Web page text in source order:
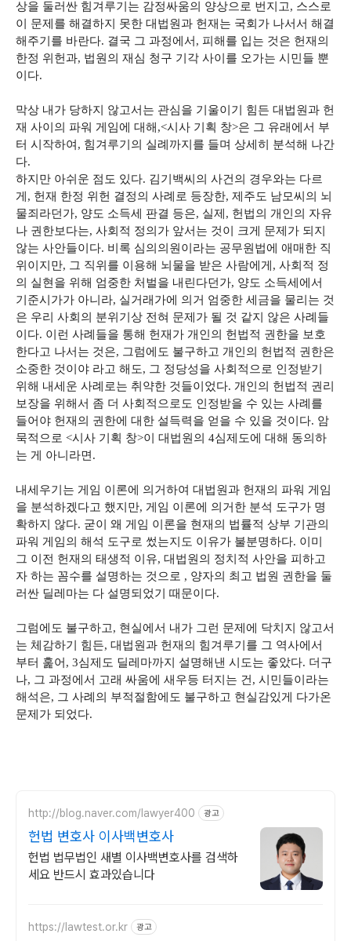
상을 둘러싼 힘겨루기는 감정싸움의 양상으로 번지고, 스스로
이 문제를 해결하지 못한 대법원과 헌재는 국회가 나서서 해결
해주기를 바란다. 결국 그 과정에서, 피해를 입는 것은 헌재의
한정 위헌과, 법원의 재심 청구 기각 사이를 오가는 시민들 뿐
이다.
막상 내가 당하지 않고서는 관심을 기울이기 힘든 대법원과 헌
재 사이의 파워 게임에 대해,<시사 기획 창>은 그 유래에서 부
터 시작하여, 힘겨루기의 실례까지를 들며 상세히 분석해 나간
다.
하지만 아쉬운 점도 있다. 김기백씨의 사건의 경우와는 다르
게, 헌재 한정 위헌 결정의 사례로 등장한, 제주도 남모씨의 뇌
물죄라던가, 양도 소득세 판결 등은, 실제, 헌법의 개인의 자유
나 권한보다는, 사회적 정의가 앞서는 것이 크게 문제가 되지
않는 사안들이다. 비록 심의의원이라는 공무원법에 애매한 직
위이지만, 그 직위를 이용해 뇌물을 받은 사람에게, 사회적 정
의 실현을 위해 엄중한 처벌을 내린다던가, 양도 소득세에서
기준시가가 아니라, 실거래가에 의거 엄중한 세금을 물리는 것
은 우리 사회의 분위기상 전혀 문제가 될 것 같지 않은 사례들
이다. 이런 사례들을 통해 헌재가 개인의 헌법적 권한을 보호
한다고 나서는 것은, 그럼에도 불구하고 개인의 헌법적 권한은
소중한 것이야 라고 해도, 그 정당성을 사회적으로 인정받기
위해 내세운 사례로는 취약한 것들이었다. 개인의 헌법적 권리
보장을 위해서 좀 더 사회적으로도 인정받을 수 있는 사례를
들어야 헌재의 권한에 대한 설득력을 얻을 수 있을 것이다. 암
묵적으로 <시사 기획 창>이 대법원의 4심제도에 대해 동의하
는 게 아니라면.
내세우기는 게임 이론에 의거하여 대법원과 헌재의 파워 게임
을 분석하겠다고 했지만, 게임 이론에 의거한 분석 도구가 명
확하지 않다. 굳이 왜 게임 이론을 현재의 법률적 상부 기관의
파워 게임의 해석 도구로 썼는지도 이유가 불분명하다. 이미
그 이전 헌재의 태생적 이유, 대법원의 정치적 사안을 피하고
자 하는 꼼수를 설명하는 것으로 , 양자의 최고 법원 권한을 둘
러싼 딜레마는 다 설명되었기 때문이다.
그럼에도 불구하고, 현실에서 내가 그런 문제에 닥치지 않고서
는 체감하기 힘든, 대법원과 헌재의 힘겨루기를 그 역사에서
부터 훑어, 3심제도 딜레마까지 설명해낸 시도는 좋았다. 더구
나, 그 과정에서 고래 싸움에 새우등 터지는 건, 시민들이라는
해석은, 그 사례의 부적절함에도 불구하고 현실감있게 다가온
문제가 되었다.
http://blog.naver.com/lawyer400 광고
헌법 변호사 이사백변호사
헌법 법무법인 새별 이사백변호사를 검색하
세요 반드시 효과있습니다
https://lawtest.or.kr 광고